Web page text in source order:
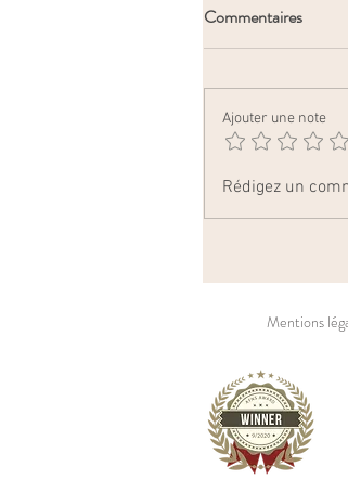
Séance Boudoir
Commentaires
Ajouter une note
Rédigez un
Mentions